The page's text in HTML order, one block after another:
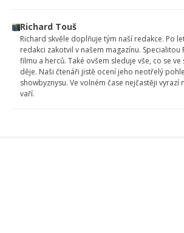
Richard Touš
Richard skvěle doplňuje tým naší redakce. Po
redakci zakotvil v našem magazínu. Specialitou
filmu a herců. Také ovšem sleduje vše, co se
děje. Naši čtenáři jistě ocení jeho neotřelý
showbyznysu. Ve volném čase nejčastěji vyrazí
vaří.